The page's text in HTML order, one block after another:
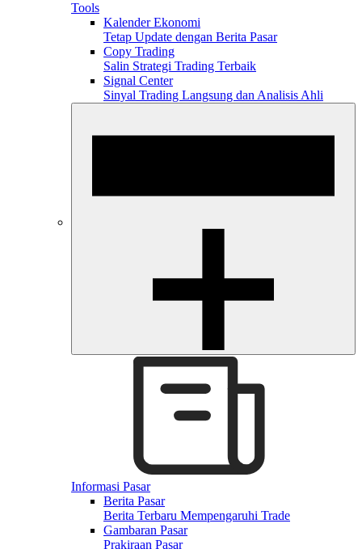
Tools
Kalender Ekonomi
Tetap Update dengan Berita Pasar
Copy Trading
Salin Strategi Trading Terbaik
Signal Center
Sinyal Trading Langsung dan Analisis Ahli
Informasi Pasar
Berita Pasar
Berita Terbaru Mempengaruhi Trade
Gambaran Pasar
Prakiraan Pasar